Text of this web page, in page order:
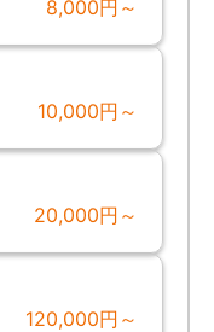
8,000円～
10,000円～
20,000円～
120,000円～